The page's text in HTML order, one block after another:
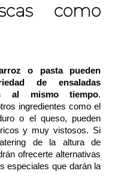
como
o pasta pueden
de ensaladas
al mismo tiempo.
ingredientes como el
o el queso, pueden
y muy vistosos. Si
de la altura de
ofrecerte alternativas
especiales que darán la